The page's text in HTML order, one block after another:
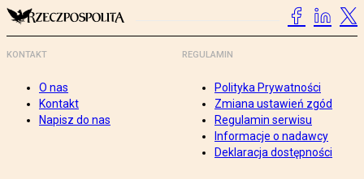
KONTAKT
O nas
Kontakt
Napisz do nas
REGULAMIN
Polityka Prywatności
Zmiana ustawień zgód
Regulamin serwisu
Informacje o nadawcy
Deklaracja dostępności